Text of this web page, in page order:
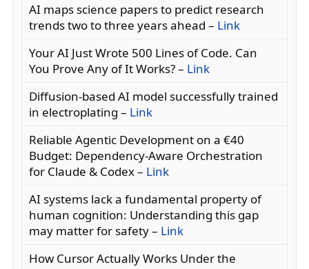
AI maps science papers to predict research
trends two to three years ahead – Link
Your AI Just Wrote 500 Lines of Code. Can
You Prove Any of It Works? – Link
Diffusion-based AI model successfully trained
in electroplating – Link
Reliable Agentic Development on a €40
Budget: Dependency-Aware Orchestration
for Claude & Codex – Link
AI systems lack a fundamental property of
human cognition: Understanding this gap
may matter for safety – Link
How Cursor Actually Works Under the